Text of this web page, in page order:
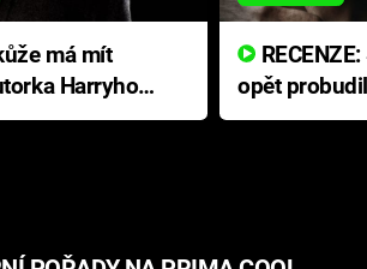
má mít
Harryho
ráznou
opět
přichází s